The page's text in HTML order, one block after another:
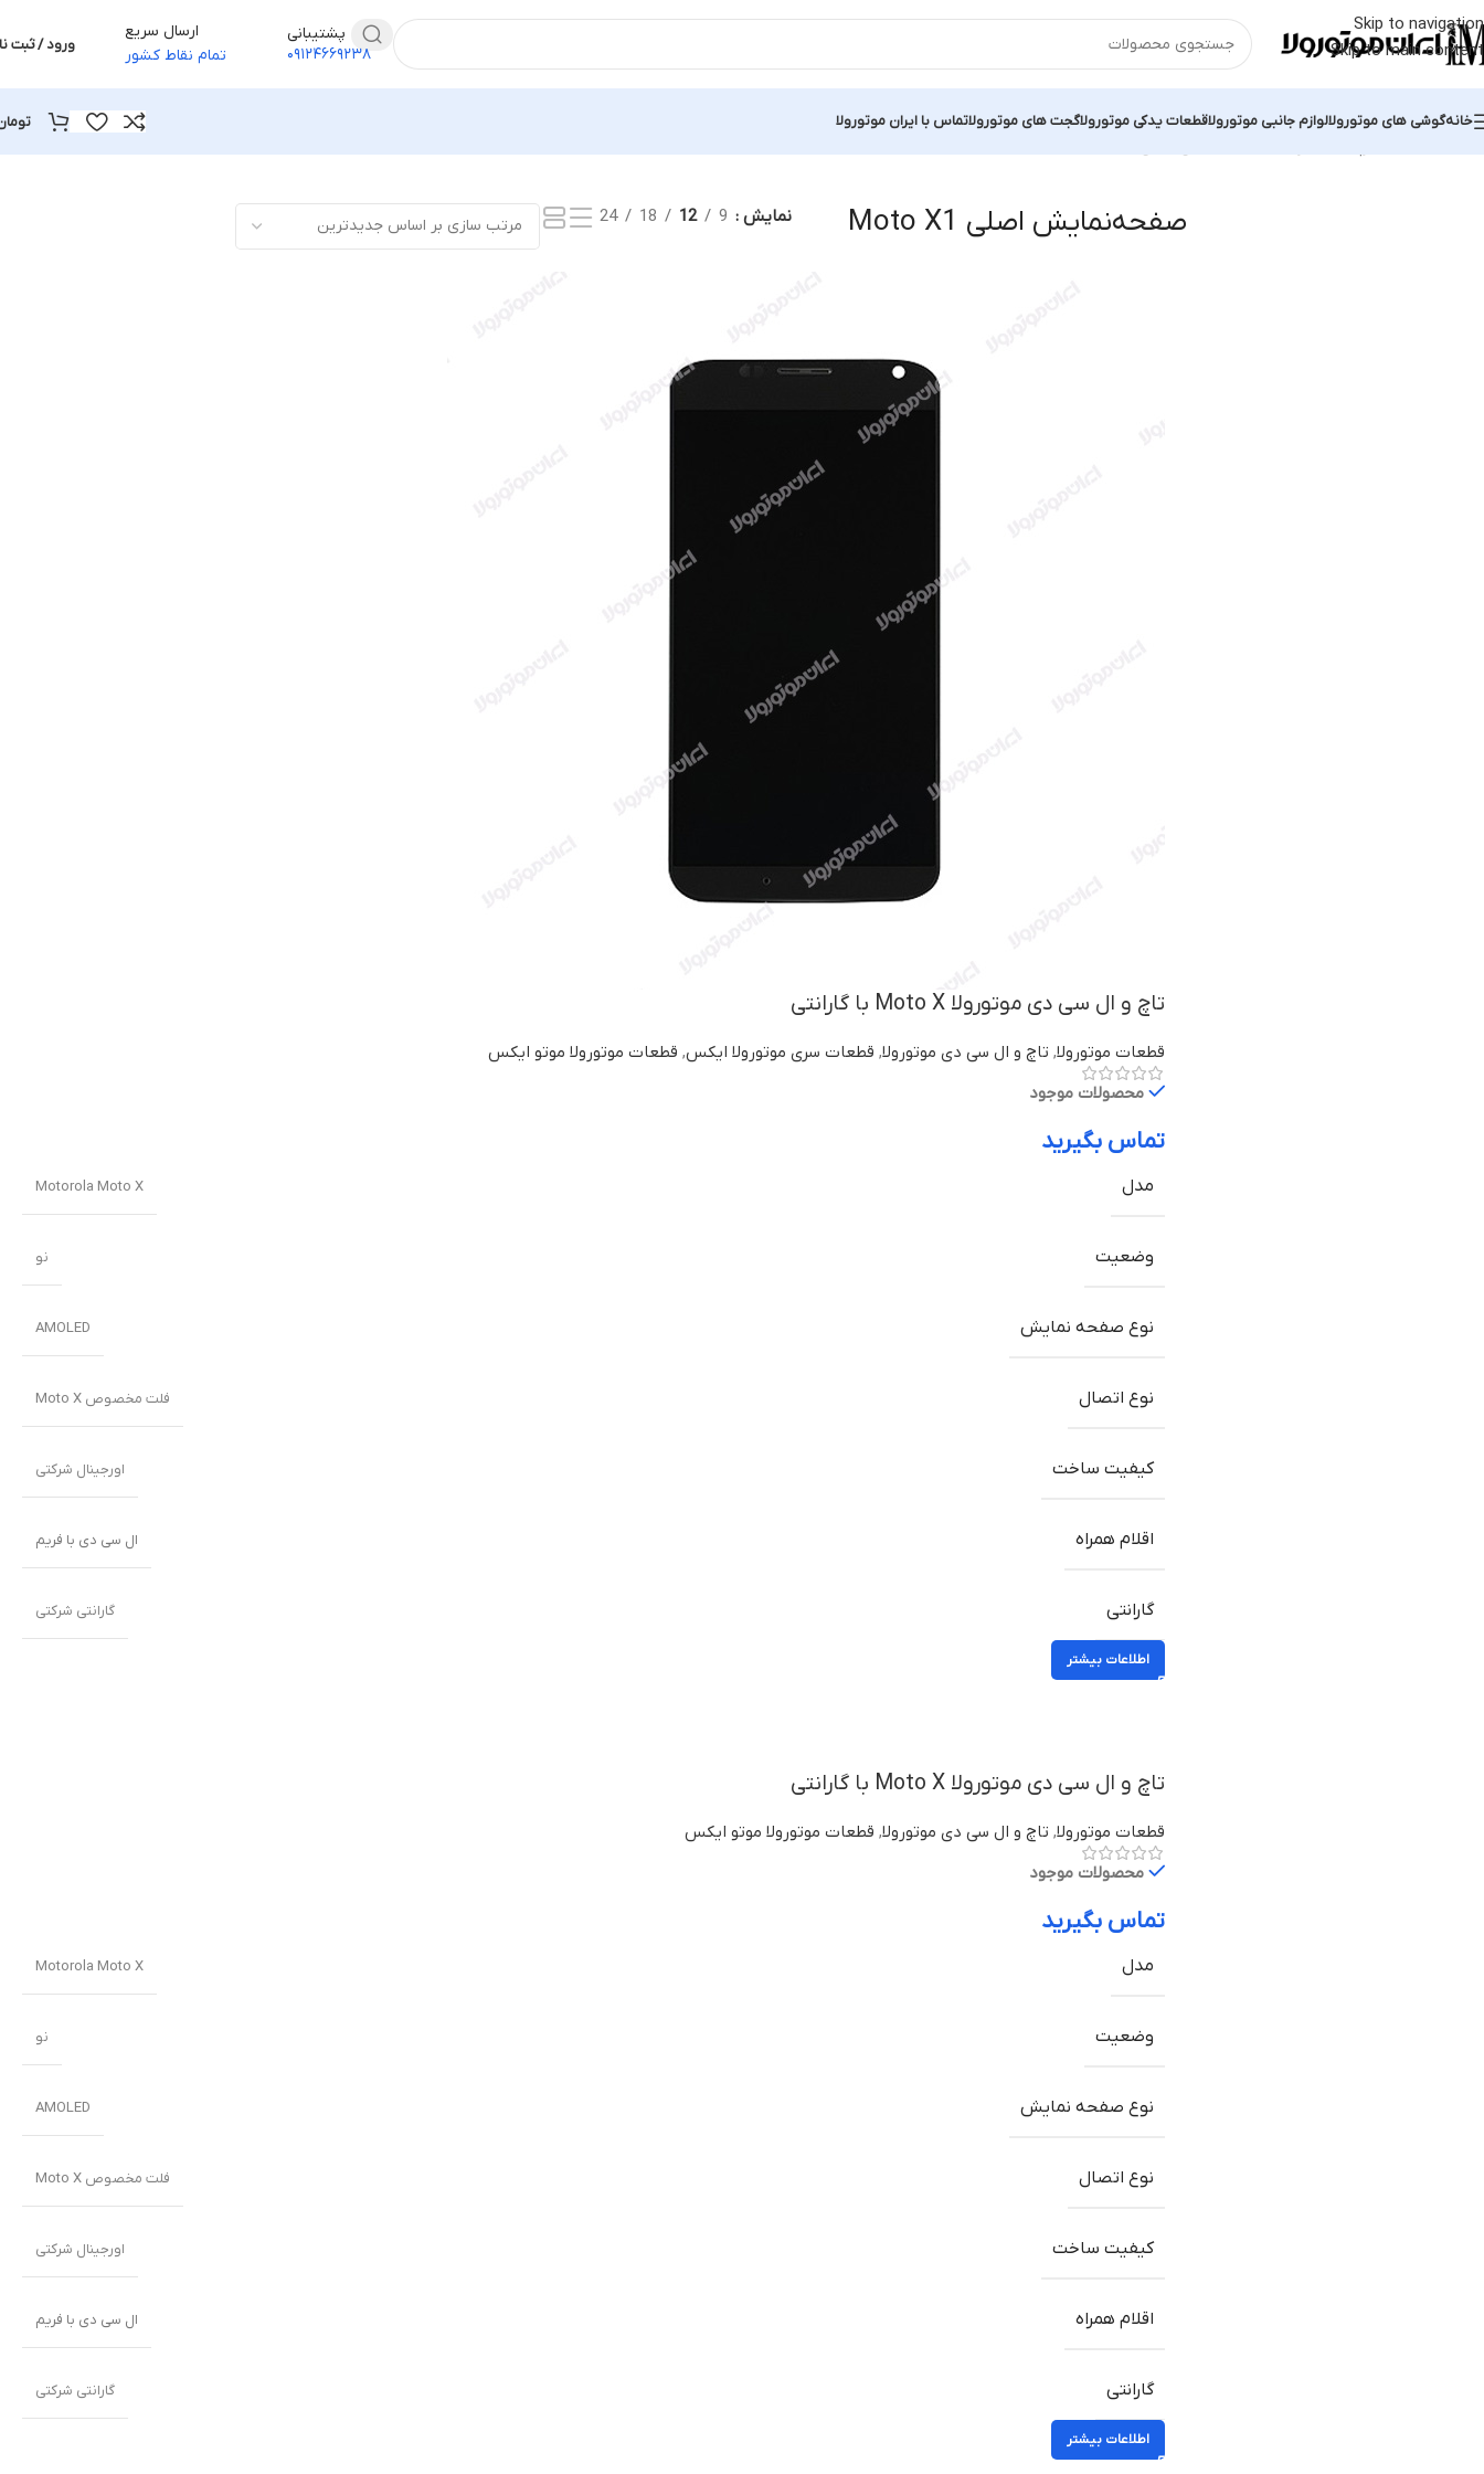
Skip to navigation
Skip to main content
پشتیبانی
۰۹۱۲۴۶۶۹۲۳۸
ارسال سریع
تمام نقاط کشور
ورود / ثبت
خانهگوشی های موتورولالوازم جانبی موتورولاقطعات یدکی موتورولاگجت های موتورولاتماس با ایران موتورولا
صفحه‌نمایش اصلی Moto X1 نمایش 9
12
18
24
تاچ و ال سی دی موتورولا Moto X با گارانتی
قطعات موتورولا, تاچ و ال سی دی موتورولا, قطعات سری موتورولا ایکس, قطعات موتورولا موتو ایکس
محصولات موجود
تماس بگیرید
مدل Motorola Moto X
وضعیت نو
نوع صفحه نمایش AMOLED
نوع اتصال فلت مخصوص Moto X
کیفیت ساخت اورجینال شرکتی
اقلام همراه ال سی دی با فریم
گارانتی گارانتی شرکتی
اطلاعات بیشتر
تاچ و ال سی دی موتورولا Moto X با گارانتی
قطعات موتورولا, تاچ و ال سی دی موتورولا, قطعات موتورولا موتو ایکس
محصولات موجود
تماس بگیرید
مدل Motorola Moto X
وضعیت نو
نوع صفحه نمایش AMOLED
نوع اتصال فلت مخصوص Moto X
کیفیت ساخت اورجینال شرکتی
اقلام همراه ال سی دی با فریم
گارانتی گارانتی شرکتی
اطلاعات بیشتر